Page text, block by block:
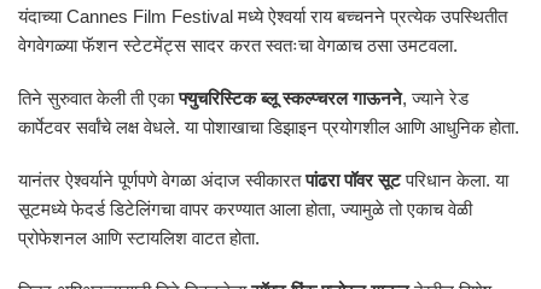
यंदाच्या Cannes Film Festival मध्ये ऐश्वर्या राय बच्चनने प्रत्येक उपस्थितीत
वेगवेगळ्या फॅशन स्टेटमेंट्स सादर करत स्वतःचा वेगळाच ठसा उमटवला.
तिने सुरुवात केली ती एकाफ्युचरिस्टिक ब्लू स्कल्प्चरल गाऊनने, ज्याने रेड
कार्पेटवर सर्वांचे लक्ष वेधले. या पोशाखाचा डिझाइन प्रयोगशील आणि आधुनिक होता.
यानंतर ऐश्वर्याने पूर्णपणे वेगळा अंदाज स्वीकारतपांढरा पॉवर सूटपरिधान केला. या
सूटमध्ये फेदर्ड डिटेलिंगचा वापर करण्यात आला होता, ज्यामुळे तो एकाच वेळी
प्रोफेशनल आणि स्टायलिश वाटत होता.